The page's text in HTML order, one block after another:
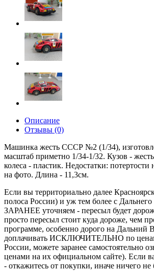
Описание
Отзывы (0)
Машинка жесть СССР №2 (1/34),
масштаб приметно 1/34-1/32. Кузов -
колеса - пластик. Недостатки: потертости
на фото. Длина - 11,3см.
Если вы территориально далее
полоса России) и уж тем более с Дальнего
ЗАРАНЕЕ уточняем - пересыл будет
просто пересыл стоит куда дороже, чем
программе, особенно дорого на Дальний
доплачивать ИСКЛЮЧИТЕЛЬНО по
России, можете заранее самостоятельно
ценами на их официальном сайте). Если
- откажитесь от покупки, иначе ничего не